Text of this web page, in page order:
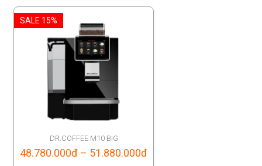
52.280.000đ
SALE 15%
DR.COFFEE M10 BIG
48.780.000đ – 51.880.000đPrice